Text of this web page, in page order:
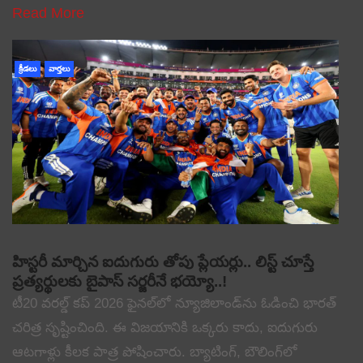
Read More
క్రీడలు వార్తలు
హిస్టరీ మార్చిన ఐదుగురు తోపు ప్లేయర్లు.. లిస్ట్ చూస్తే
ప్రత్యర్థులకు బైపాస్ సర్జరీనే భయ్యో..!
టీ20 వరల్డ్ కప్ 2026 ఫైనల్‌లో న్యూజిలాండ్‌ను ఓడించి భారత్
చరిత్ర సృష్టించింది. ఈ విజయానికి ఒక్కరు కాదు, ఐదుగురు
ఆటగాళ్లు కీలక పాత్ర పోషించారు. బ్యాటింగ్, బౌలింగ్‌లో